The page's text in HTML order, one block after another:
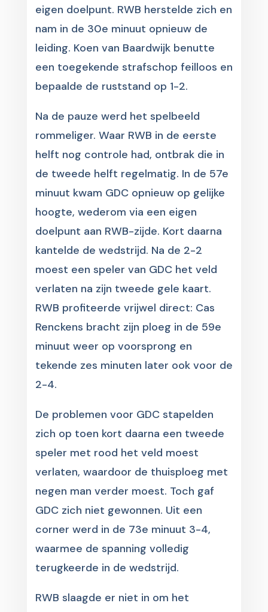
eigen doelpunt. RWB herstelde zich en
nam in de 30e minuut opnieuw de
leiding. Koen van Baardwijk benutte
een toegekende strafschop feilloos en
bepaalde de ruststand op 1-2.
Na de pauze werd het spelbeeld
rommeliger. Waar RWB in de eerste
helft nog controle had, ontbrak die in
de tweede helft regelmatig. In de 57e
minuut kwam GDC opnieuw op gelijke
hoogte, wederom via een eigen
doelpunt aan RWB-zijde. Kort daarna
kantelde de wedstrijd. Na de 2-2
moest een speler van GDC het veld
verlaten na zijn tweede gele kaart.
RWB profiteerde vrijwel direct: Cas
Renckens bracht zijn ploeg in de 59e
minuut weer op voorsprong en
tekende zes minuten later ook voor de
2-4.
De problemen voor GDC stapelden
zich op toen kort daarna een tweede
speler met rood het veld moest
verlaten, waardoor de thuisploeg met
negen man verder moest. Toch gaf
GDC zich niet gewonnen. Uit een
corner werd in de 73e minuut 3-4,
waarmee de spanning volledig
terugkeerde in de wedstrijd.
RWB slaagde er niet in om het